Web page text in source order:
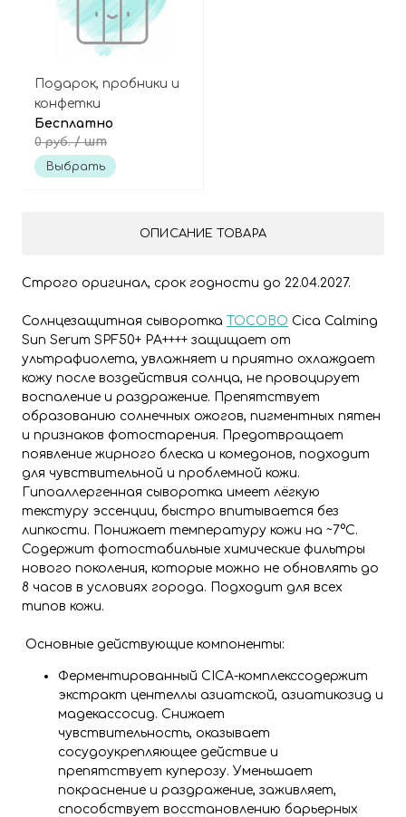
Подарок, пробники и
конфетки
Бесплатно
0 руб./ шт
Выбрать
ОПИСАНИЕ ТОВАРА
Строго оригинал, срок годности до 22.04.2027.
Солнцезащитная сыворотка TOCOBO Cica Calming
Sun Serum SPF50+ PA++++ защищает от
ультрафиолета, увлажняет и приятно охлаждает
кожу после воздействия солнца, не провоцирует
воспаление и раздражение. Препятствует
образованию солнечных ожогов, пигментных пятен
и признаков фотостарения. Предотвращает
появление жирного блеска и комедонов, подходит
для чувствительной и проблемной кожи.
Гипоаллергенная сыворотка имеет лёгкую
текстуру эссенции, быстро впитывается без
липкости. Понижает температуру кожи на ~7°C.
Содержит фотостабильные химические фильтры
нового поколения, которые можно не обновлять до
8 часов в условиях города. Подходит для всех
типов кожи.
Основные действующие компоненты:
Ферментированный CICA-комплекссодержит
экстракт центеллы азиатской, азиатикозид и
мадекассосид. Снижает
чувствительность, оказывает
сосудоукрепляющее действие и
препятствует куперозу. Уменьшает
покраснение и раздражение, заживляет,
способствует восстановлению барьерных